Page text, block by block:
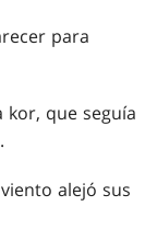
para
kor, que seguía
alejó sus